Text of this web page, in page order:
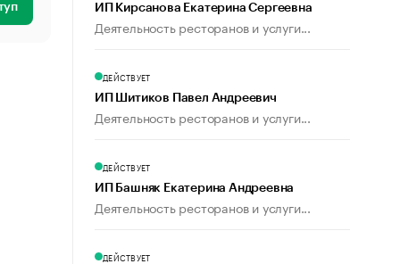
ИП Кирсанова Екатерина Сергеевна
Деятельность ресторанов и услуги...
ДЕЙСТВУЕТ
ИП Шитиков Павел Андреевич
Деятельность ресторанов и услуги...
ДЕЙСТВУЕТ
ИП Башняк Екатерина Андреевна
Деятельность ресторанов и услуги...
ДЕЙСТВУЕТ